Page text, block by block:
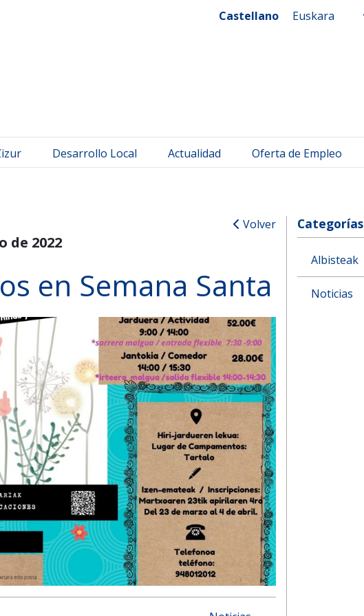
Castellano Euskara
Desarrollo Local Actualidad Oferta de Empleo
Volver
de 2022
en Semana Santa
Categorías
Albisteak
Noticias